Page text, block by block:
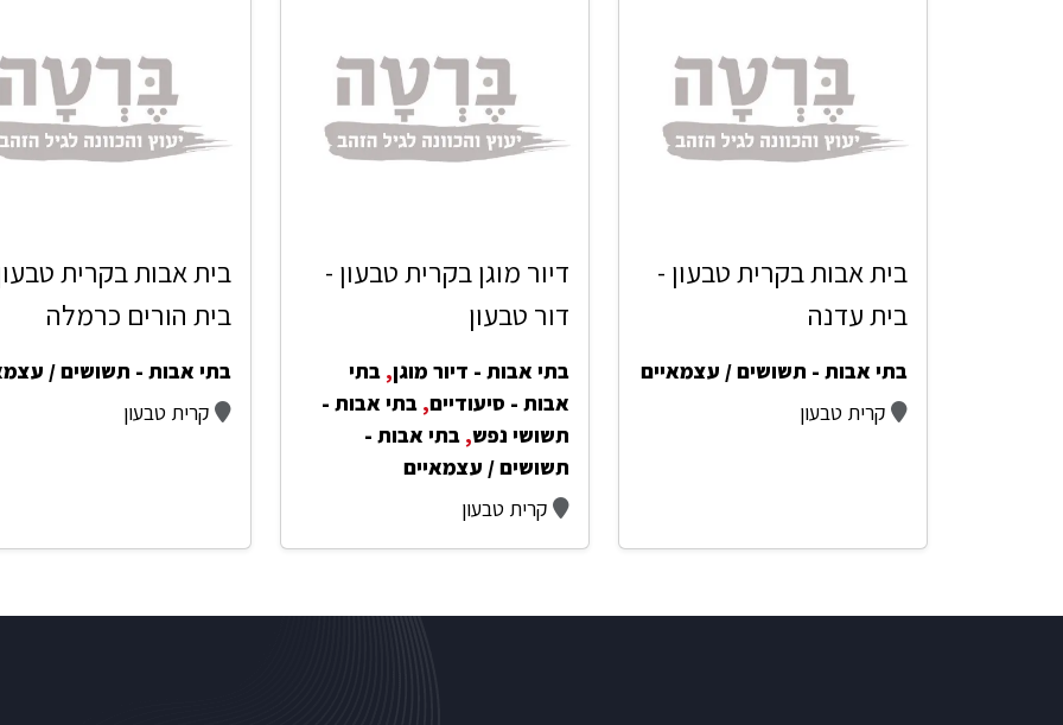
בית אבות בקרית טבעון -
בית עדנה
בתי אבות - תשושים / עצמאיים
קרית טבעון
דיור מוגן בקרית טבעון -
דור טבעון
בתי אבות - דיור מוגן, בתי
אבות - סיעודיים, בתי אבות -
תשושי נפש, בתי אבות -
תשושים / עצמאיים
קרית טבעון
בית אבות בקרית
בית הורים כרמלה
בתי אבות - תשושים /
קרית טבעון